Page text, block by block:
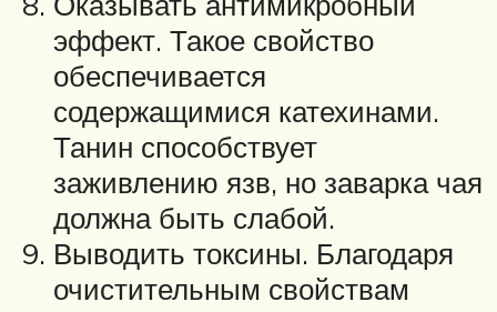
эффект. Такое свойство
обеспечивается
содержащимися катехинами.
Танин способствует
заживлению язв, но заварка чая
должна быть слабой.
Выводить токсины. Благодаря
очистительным свойствам